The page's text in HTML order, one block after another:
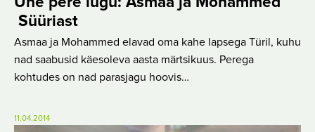
Süüriast
Asmaa ja Mohammed elavad oma kahe lapsega Türil, kuhu
nad saabusid käesoleva aasta märtsikuus. Perega
kohtudes on nad parasjagu hoovis…
11.04.2014